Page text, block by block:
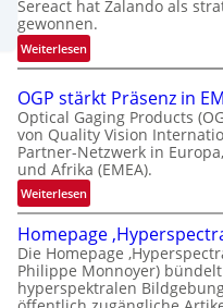
r
n
a
t
i
o
n
a
l
V
i
s
i
o
n
Sereact hat Zalando als
gewonnen.
Weiterlesen:
Z
l
a
n
d
o
b
e
t
e
i
OGP stärkt Präsenz in
Optical Gaging Products
von Quality Vision
Partner-Netzwerk in
und Afrika (EMEA).
Weiterlesen:
O
G
P
s
t
Homepage
Die Homepage
Philippe Monnoyer)
hyperspektralen